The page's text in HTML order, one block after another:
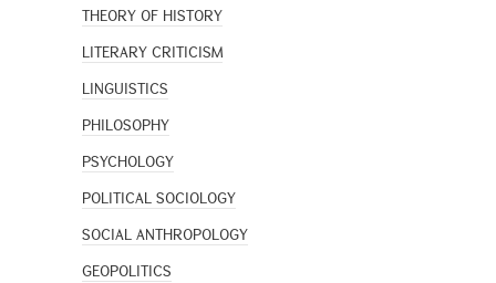
THEORY OF HISTORY
LITERARY CRITICISM
LINGUISTICS
PHILOSOPHY
PSYCHOLOGY
POLITICAL SOCIOLOGY
SOCIAL ANTHROPOLOGY
GEOPOLITICS